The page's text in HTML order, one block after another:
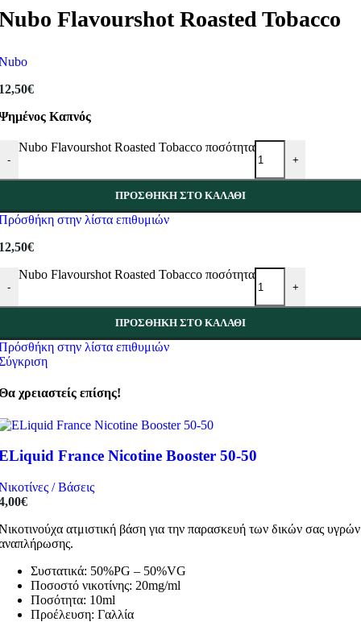
Flavourshot Roasted Tobacco
€
Καπνός
-
Nubo Flavourshot Roasted Tobacco ποσότητα
+
ΠΡΟΣΘΉΚΗ ΣΤΟ ΚΑΛΆΘΙ
στην λίστα επιθυμιών
€
-
Nubo Flavourshot Roasted Tobacco ποσότητα
+
ΠΡΟΣΘΉΚΗ ΣΤΟ ΚΑΛΆΘΙ
στην λίστα επιθυμιών
χρειαστείς επίσης!
France Nicotine Booster 50-50
/ Βάσεις
€
ατμιστική βάση για την παρασκευή των δικών σας υγρών
Συστατικά: 50%PG – 50%VG
Ποσοστό νικοτίνης: 20mg/ml
Ποσότητα: 10ml
Προέλευση: Γαλλία